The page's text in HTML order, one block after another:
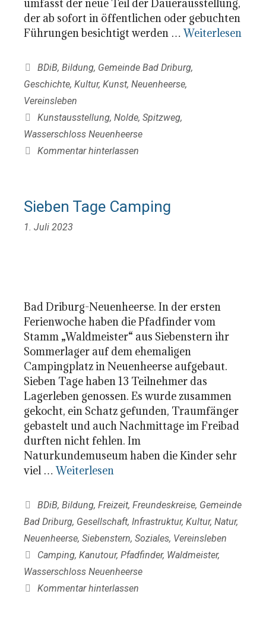
umfasst der neue Teil der Dauerausstellung,
der ab sofort in öffentlichen oder gebuchten
Führungen besichtigt werden …Weiterlesen
Kategorien
BDiB, Bildung, Gemeinde Bad Driburg,
Geschichte, Kultur, Kunst, Neuenheerse,
Vereinsleben
Schlagwörter
Kunstausstellung, Nolde, Spitzweg,
Wasserschloss Neuenheerse
Kommentar hinterlassen
Sieben Tage Camping
1. Juli 2023
Bad Driburg-Neuenheerse. In der ersten
Ferienwoche haben die Pfadfinder vom
Stamm „Waldmeister“ aus Siebenstern ihr
Sommerlager auf dem ehemaligen
Campingplatz in Neuenheerse aufgebaut.
Sieben Tage haben 13 Teilnehmer das
Lagerleben genossen. Es wurde zusammen
gekocht, ein Schatz gefunden, Traumfänger
gebastelt und auch Nachmittage im Freibad
durften nicht fehlen. Im
Naturkundemuseum haben die Kinder sehr
viel …Weiterlesen
Kategorien
BDiB, Bildung, Freizeit, Freundeskreise, Gemeinde
Bad Driburg, Gesellschaft, Infrastruktur, Kultur, Natur,
Neuenheerse, Siebenstern, Soziales, Vereinsleben
Schlagwörter
Camping, Kanutour, Pfadfinder, Waldmeister,
Wasserschloss Neuenheerse
Kommentar hinterlassen